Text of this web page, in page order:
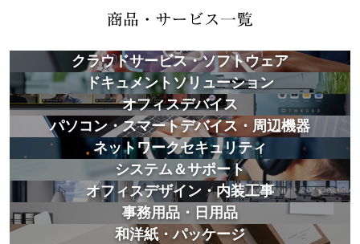
クラウドサービス・ソフトウェア
ドキュメントソリューション
オフィスデバイス
パソコン・スマートデバイス・周辺機器
ネットワークセキュリティ
システム＆サポート
オフィスデザイン・内装工事
事務用品・日用品
和洋紙・パッケージ